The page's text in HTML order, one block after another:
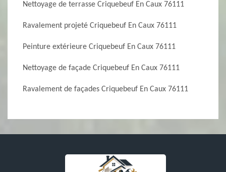
Nettoyage de terrasse Criquebeuf En Caux 76111
Ravalement projeté Criquebeuf En Caux 76111
Peinture extérieure Criquebeuf En Caux 76111
Nettoyage de façade Criquebeuf En Caux 76111
Ravalement de façades Criquebeuf En Caux 76111